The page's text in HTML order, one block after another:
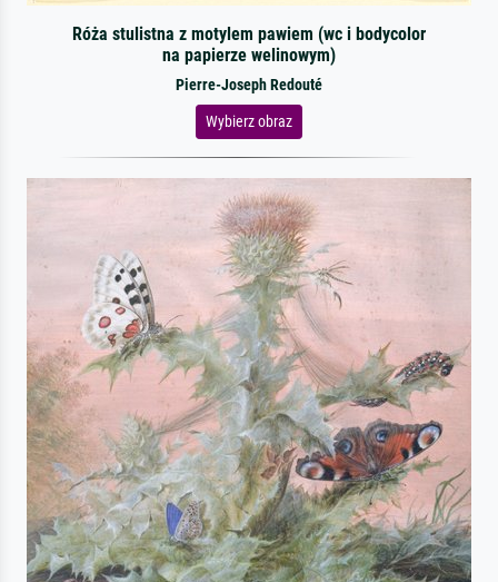
Róża stulistna z motylem pawiem (wc i bodycolor
na papierze welinowym)
Pierre-Joseph Redouté
Wybierz obraz